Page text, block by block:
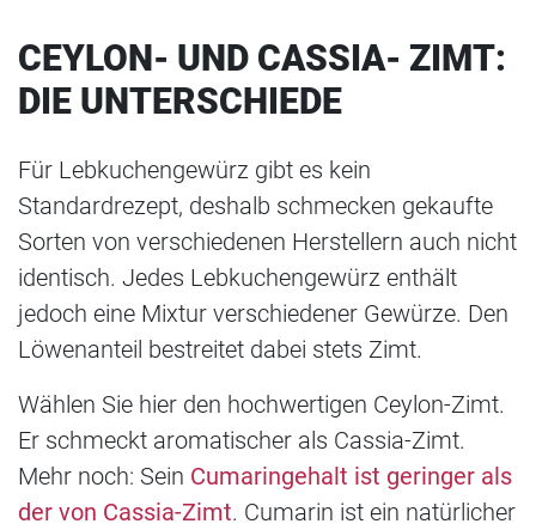
CEYLON- UND CASSIA- ZIMT:
DIE UNTERSCHIEDE
Für Lebkuchengewürz gibt es kein
Standardrezept, deshalb schmecken gekaufte
Sorten von verschiedenen Herstellern auch nicht
identisch. Jedes Lebkuchengewürz enthält
jedoch eine Mixtur verschiedener Gewürze. Den
Löwenanteil bestreitet dabei stets Zimt.
Wählen Sie hier den hochwertigen Ceylon-Zimt.
Er schmeckt aromatischer als Cassia-Zimt.
Mehr noch: Sein Cumaringehalt ist geringer als
der von Cassia-Zimt. Cumarin ist ein natürlicher